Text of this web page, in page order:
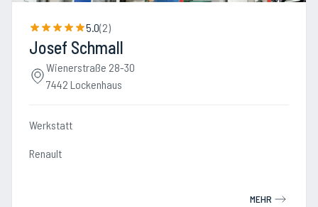
5.0(2)
Josef Schmall
Wienerstraße 28-30
7442 Lockenhaus
Werkstatt
Renault
MEHR